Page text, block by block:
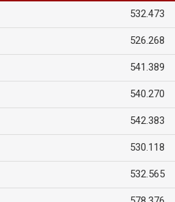
532.473
526.268
541.389
540.270
542.383
530.118
532.565